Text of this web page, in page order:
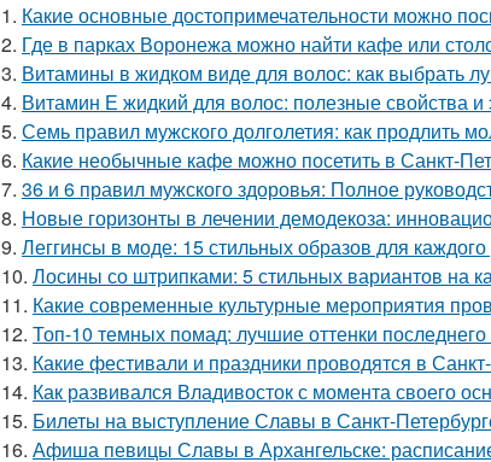
1. Какие основные достопримечательности можно
2. Где в парках Воронежа можно найти кафе или
3. Витамины в жидком виде для волос: как выбрать
4. Витамин Е жидкий для волос: полезные свойства
5. Семь правил мужского долголетия: как продлить
6. Какие необычные кафе можно посетить в Санкт-
7. 36 и 6 правил мужского здоровья: Полное
8. Новые горизонты в лечении демодекоза:
9. Леггинсы в моде: 15 стильных образов для каждого
10. Лосины со штрипками: 5 стильных вариантов на
11. Какие современные культурные мероприятия
12. Топ-10 темных помад: лучшие оттенки последнего
13. Какие фестивали и праздники проводятся в
14. Как развивался Владивосток с момента своего
15. Билеты на выступление Славы в Санкт-
16. Афиша певицы Славы в Архангельске: